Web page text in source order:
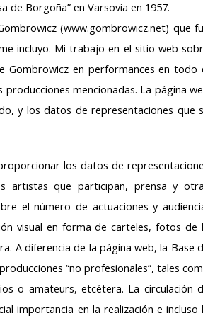
de Borgoña” en Varsovia en 1957.
(www.gombrowicz.net) que
incluyo. Mi trabajo en el sitio web
Gombrowicz en performances en todo
mencionadas. La página
y los datos de representaciones que
los datos de
artistas que participan, prensa y
el número de actuaciones y
visual en forma de carteles, fotos de
A diferencia de la página web, la Base
“no profesionales”, tales
o amateurs, etcétera. La circulación
importancia en la realización e incluso